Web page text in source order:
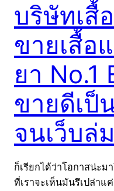
บริษัทเสื้
ขายเสื้อ
ยา No.1
ขายดีเป็
จนเว็บล่
ก็เรียกได้ว่าโอกาสน่ะม
ที่เราจะเห็นมันรึเปล่าแ